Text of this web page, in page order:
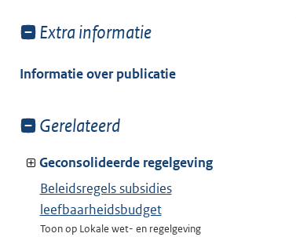
Toon
van:
Extra informatie
Informatie over publicatie
Toon
van:
Gerelateerd
Geconsolideerde regelgeving
Beleidsregels subsidies
leefbaarheidsbudget
Toon op Lokale wet- en regelgeving